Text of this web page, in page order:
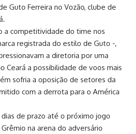
Guto Ferreira no Vozão, clube de
a competitividade do time nos
registrada do estilo de Guto -,
a diretoria por uma
Ceará a possibilidade de voos mais
sofria a oposição de setores da
com a derrota para o América
dias de prazo até o próximo jogo
na arena do adversário